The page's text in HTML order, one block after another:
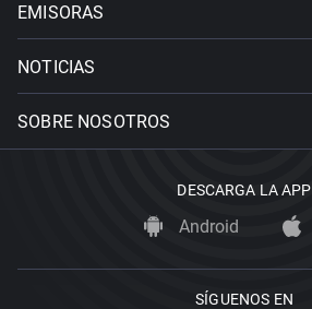
EMISORAS
NOTICIAS
SOBRE NOSOTROS
DESCARGA LA APP
Android
SÍGUENOS EN